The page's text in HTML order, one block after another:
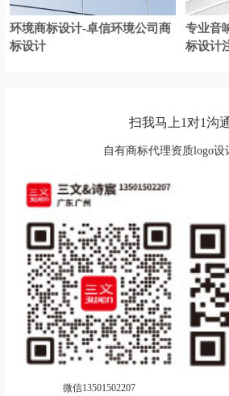
环境商标设计-卓信环境公司商
标设计
专业音
标设计
扫我马上1对1沟
自有商标代理资质logo设
微信13501502207